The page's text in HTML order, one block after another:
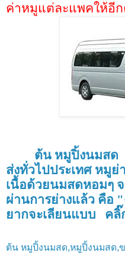
ค่าหมูแต่ละแพคให้อีก
ต้น หมูปิ้งนมสด
ส่งทั่วไปประเทศ หมูย่
เนื้อด้วยนมสดหอมๆ
ผ่านการย่างแล้ว คื
ยากจะเลียนแบบ คลิ๊
ต้น หมูปิ้งนมสด,หมูปิ้งนมสด,